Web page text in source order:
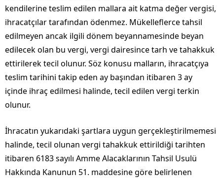
kendilerine teslim edilen mallara ait katma değer vergisi,
ihracatçılar tarafından ödenmez. Mükelleflerce tahsil
edilmeyen ancak ilgili dönem beyannamesinde beyan
edilecek olan bu vergi, vergi dairesince tarh ve tahakkuk
ettirilerek tecil olunur. Söz konusu malların, ihracatçıya
teslim tarihini takip eden ay başından itibaren 3 ay
içinde ihraç edilmesi halinde, tecil edilen vergi terkin
olunur.
İhracatın yukarıdaki şartlara uygun gerçekleştirilmemesi
halinde, tecil olunan vergi tahakkuk ettirildiği tarihten
itibaren 6183 sayılı Amme Alacaklarının Tahsil Usulü
Hakkında Kanunun 51. maddesine göre belirlenen